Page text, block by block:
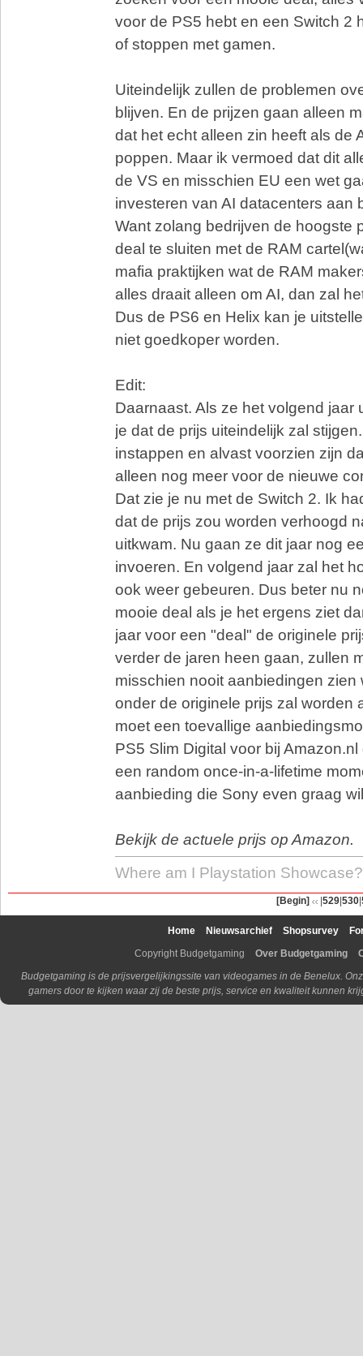
voor de PS5 hebt en een Switch 2
of stoppen met gamen.
Uiteindelijk zullen de problemen
blijven. En de prijzen gaan alleen
dat het echt alleen zin heeft als de
poppen. Maar ik vermoed dat dit
de VS en misschien EU een wet
investeren van AI datacenters aan
Want zolang bedrijven de hoogste
deal te sluiten met de RAM
mafia praktijken wat de RAM
alles draait alleen om AI, dan zal
Dus de PS6 en Helix kan je
niet goedkoper worden.
Edit:
Daarnaast. Als ze het volgend jaar
je dat de prijs uiteindelijk zal
instappen en alvast voorzien zijn
alleen nog meer voor de nieuwe
Dat zie je nu met de Switch 2. Ik
dat de prijs zou worden verhoogd
uitkwam. Nu gaan ze dit jaar nog
invoeren. En volgend jaar zal het
ook weer gebeuren. Dus beter nu
mooie deal als je het ergens ziet
jaar voor een "deal" de originele
verder de jaren heen gaan, zullen
misschien nooit aanbiedingen zien
onder de originele prijs zal worden
moet een toevallige
PS5 Slim Digital voor bij
een random once-in-a-lifetime
aanbieding die Sony even graag
Bekijk de actuele prijs op Amazon.
Where am I Playstation
[Begin] |529|530|
Home Nieuwsarchief Shopsurvey
Copyright Budgetgaming
Over Budgetgaming
Budgetgaming is de prijsvergelijkingssite van videogames in de Benelux.
gamers door te kijken waar zij de beste prijs, service en kwaliteit kunnen